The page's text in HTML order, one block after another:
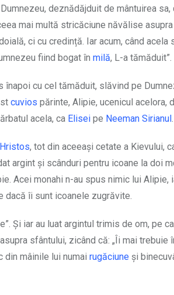
deznădăjduit de mântuirea
mai multă stricăciune năvălise
ci cu credință. Iar acum, când
fiind bogat în milă, L-a tămăduit”.
cu cel tămăduit, slăvind pe
cuvios părinte, Alipie, ucenicul acelora,
acela, ca Elisei pe Neeman Sirianul .
Hristos, tot din aceeași cetate a Kievului,
argint și scânduri pentru icoane la doi
Acei monahi n-au spus nimic lui Alipie,
dacă îi sunt icoanele zugrăvite.
Și iar au luat argintul trimis de om, pe
sfântului, zicând că: „Îi mai trebuie
din mâinile lui numai rugăciune și